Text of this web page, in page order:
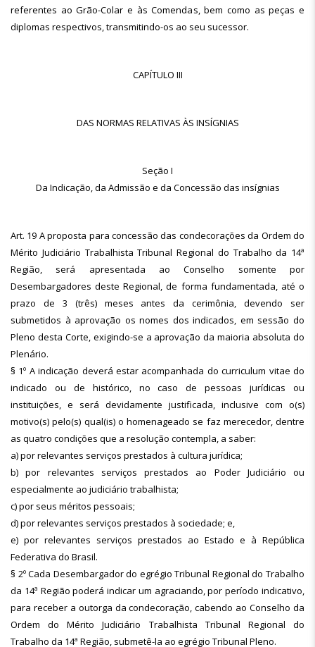
referentes ao Grão-Colar e às Comendas, bem como as peças e
diplomas respectivos, transmitindo-os ao seu sucessor.
CAPÍTULO III
DAS NORMAS RELATIVAS ÀS INSÍGNIAS
Seção I
Da Indicação, da Admissão e da Concessão das insígnias
Art. 19 A proposta para concessão das condecorações da Ordem do
Mérito Judiciário Trabalhista Tribunal Regional do Trabalho da 14ª
Região, será apresentada ao Conselho somente por
Desembargadores deste Regional, de forma fundamentada, até o
prazo de 3 (três) meses antes da cerimônia, devendo ser
submetidos à aprovação os nomes dos indicados, em sessão do
Pleno desta Corte, exigindo-se a aprovação da maioria absoluta do
Plenário.
§ 1º A indicação deverá estar acompanhada do curriculum vitae do
indicado ou de histórico, no caso de pessoas jurídicas ou
instituições, e será devidamente justificada, inclusive com o(s)
motivo(s) pelo(s) qual(is) o homenageado se faz merecedor, dentre
as quatro condições que a resolução contempla, a saber:
a) por relevantes serviços prestados à cultura jurídica;
b) por relevantes serviços prestados ao Poder Judiciário ou
especialmente ao judiciário trabalhista;
c) por seus méritos pessoais;
d) por relevantes serviços prestados à sociedade; e,
e) por relevantes serviços prestados ao Estado e à República
Federativa do Brasil.
§ 2º Cada Desembargador do egrégio Tribunal Regional do Trabalho
da 14ª Região poderá indicar um agraciando, por período indicativo,
para receber a outorga da condecoração, cabendo ao Conselho da
Ordem do Mérito Judiciário Trabalhista Tribunal Regional do
Trabalho da 14ª Região, submetê-la ao egrégio Tribunal Pleno.